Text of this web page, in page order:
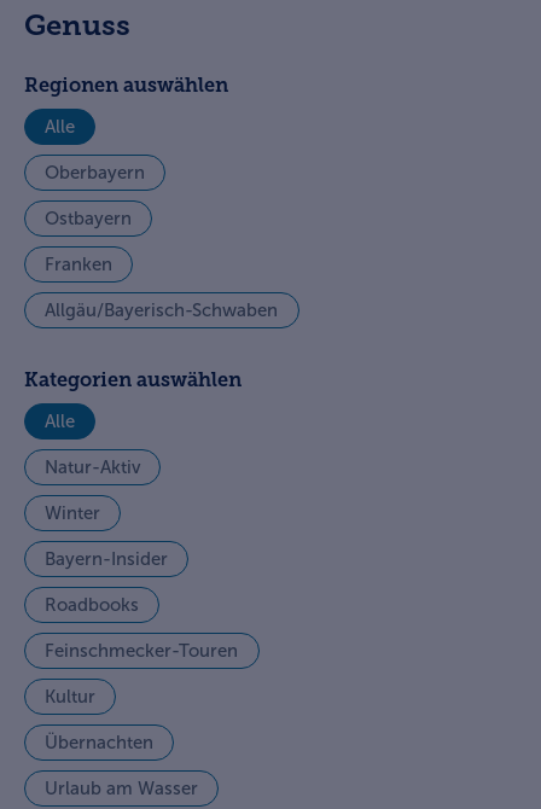
Genuss
Regionen auswählen
Alle
Oberbayern
Ostbayern
Franken
Allgäu/Bayerisch-Schwaben
Kategorien auswählen
Alle
Natur-Aktiv
Winter
Bayern-Insider
Roadbooks
Feinschmecker-Touren
Kultur
Übernachten
Urlaub am Wasser